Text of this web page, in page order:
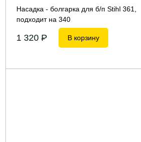
Насадка - болгарка для б/п Stihl 361,
подходит на 340
1 320 P В корзину